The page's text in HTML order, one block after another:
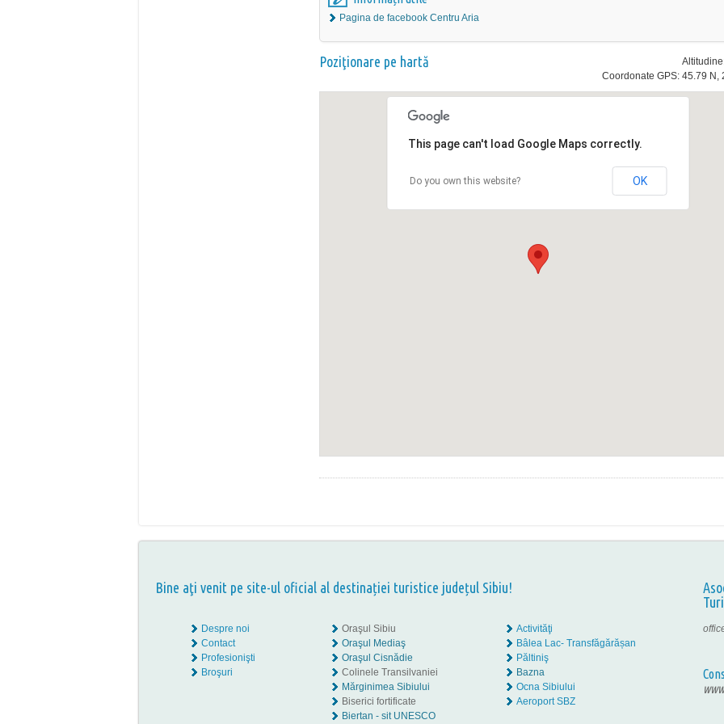
Pagina de facebook Centru Aria
Coordonate GPS: 45.79 N,
Poziţionare pe hartă
This page can't load Google Maps correctly.
Do you own this website? OK
Bine aţi venit pe site-ul oficial al destinației turistice județul Sibiu!
Despre noi
Contact
Profesionişti
Broşuri
Oraşul Sibiu
Oraşul Mediaş
Oraşul Cisnădie
Colinele Transilvaniei
Mărginimea Sibiului
Biserici fortificate
Biertan - sit UNESCO
Activităţi
Bâlea Lac- Transfăgărășan
Păltiniş
Bazna
Ocna Sibiului
Aeroport SBZ